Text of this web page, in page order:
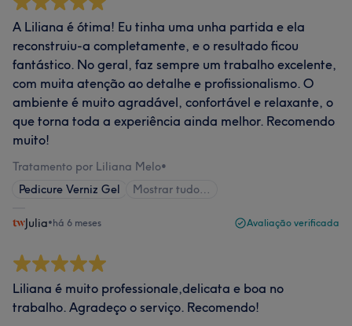
A Liliana é ótima! Eu tinha uma unha partida e ela
reconstruiu-a completamente, e o resultado ficou
fantástico. No geral, faz sempre um trabalho excelente,
com muita atenção ao detalhe e profissionalismo. O
ambiente é muito agradável, confortável e relaxante, o
que torna toda a experiência ainda melhor. Recomendo
muito!
Tratamento por Liliana Melo•
Pedicure Verniz Gel
Mostrar tudo…
Julia•há 6 meses Avaliação verificada
Liliana é muito professionale,delicata e boa no
trabalho. Agradeço o serviço. Recomendo!